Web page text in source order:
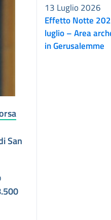
San
Effetto Notte
luglio – Area
in Gerusalemme
13 Luglio 2026